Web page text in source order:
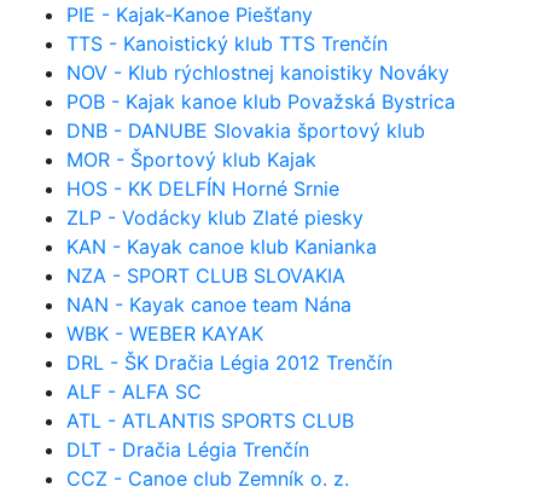
PIE - Kajak-Kanoe Piešťany
TTS - Kanoistický klub TTS Trenčín
NOV - Klub rýchlostnej kanoistiky Nováky
POB - Kajak kanoe klub Považská Bystrica
DNB - DANUBE Slovakia športový klub
MOR - Športový klub Kajak
HOS - KK DELFÍN Horné Srnie
ZLP - Vodácky klub Zlaté piesky
KAN - Kayak canoe klub Kanianka
NZA - SPORT CLUB SLOVAKIA
NAN - Kayak canoe team Nána
WBK - WEBER KAYAK
DRL - ŠK Dračia Légia 2012 Trenčín
ALF - ALFA SC
ATL - ATLANTIS SPORTS CLUB
DLT - Dračia Légia Trenčín
CCZ - Canoe club Zemník o. z.